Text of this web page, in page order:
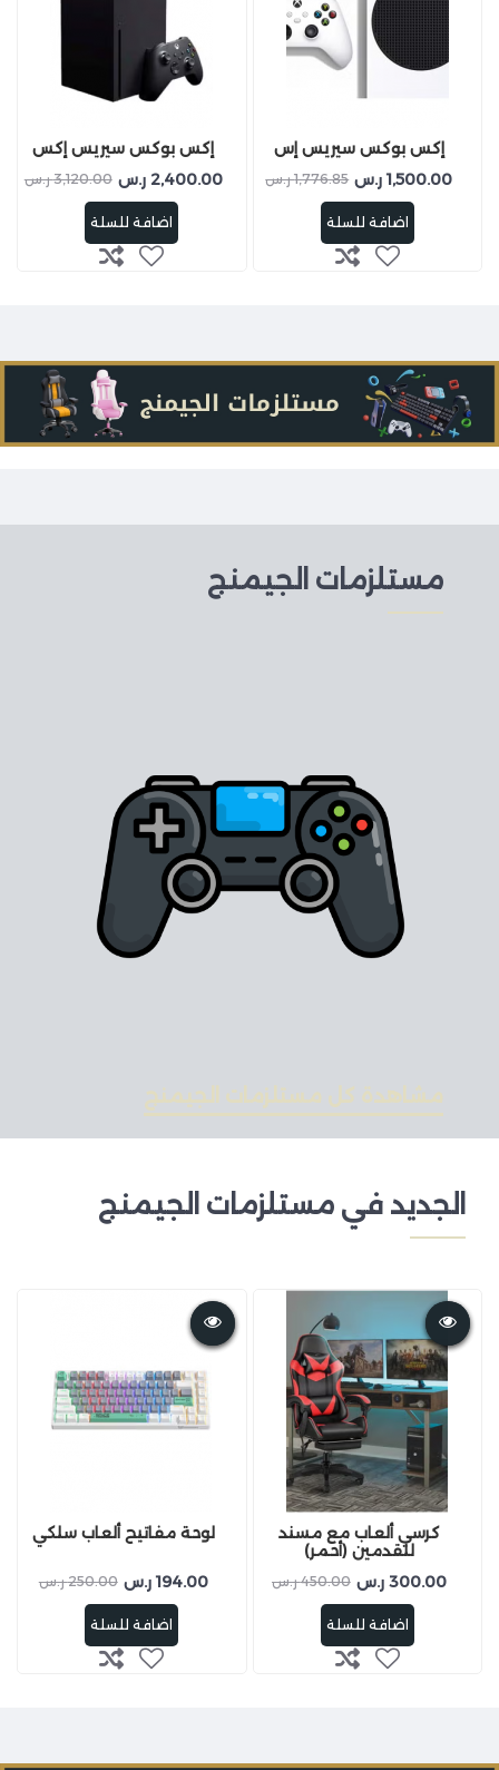
إكس بوكس سيريس إس
1,500.00 ر.س
1,776.85 ر.س
اضافة للسلة
إكس بوكس سيريس إكس
2,400.00 ر.س
3,120.00 ر.س
اضافة للسلة
مستلزمات الجيمنج
مشاهدة كل مستلزمات الجيمنج
الجديد في مستلزمات الجيمنج
كرسي ألعاب مع مسند
للقدمين (أحمر)
300.00 ر.س
450.00 ر.س
اضافة للسلة
لوحة مفاتيح ألعاب سلكي
194.00 ر.س 250.00 ر.س
اضافة للسلة